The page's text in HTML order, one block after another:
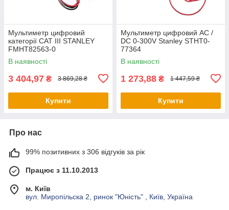
Мультиметр цифровий
категорії САТ III STANLEY
FMHT82563-0
В наявності
3 404,97 ₴ 3 869,28 ₴
Купити
Мультиметр цифровий AC /
DC 0-300V Stanley STHT0-
77364
В наявності
1 273,88 ₴ 1 447,59 ₴
Купити
Про нас
99% позитивних з 306 відгуків за рік
Працює з 11.10.2013
м. Київ
вул. Миропільска 2, ринок "Юність" , Київ, Україна